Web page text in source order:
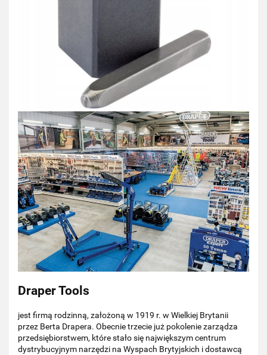
Draper Tools
jest firmą rodzinną, założoną w 1919 r. w Wielkiej Brytanii
przez Berta Drapera. Obecnie trzecie już pokolenie zarządza
przedsiębiorstwem, które stało się największym centrum
dystrybucyjnym narzędzi na Wyspach Brytyjskich i dostawcą